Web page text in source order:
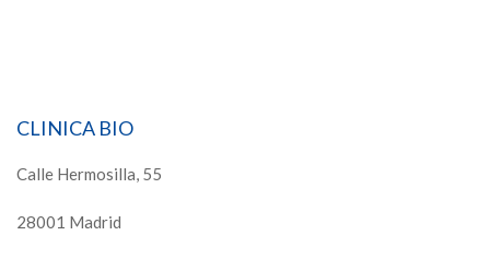
CLINICA BIO
Calle Hermosilla, 55
28001 Madrid